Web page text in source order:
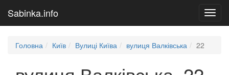
Sabinka.info
Головна Київ Вулиці Київа вулиця Валківська 22